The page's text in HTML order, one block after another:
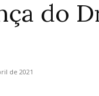
do
de 2021